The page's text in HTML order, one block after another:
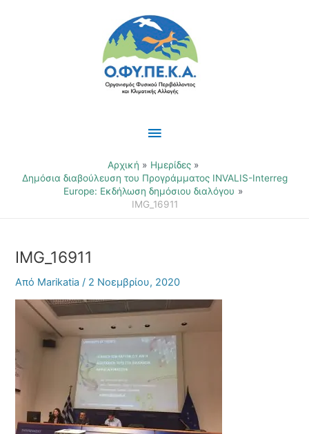
Κύριο
Μενού
Αρχική
Ημερίδες
Δημόσια διαβούλευση του Προγράμματος INVALIS-Interreg
Europe: Εκδήλωση δημόσιου διαλόγου
IMG_16911
IMG_16911
Από Marikatia/ 2 Νοεμβρίου, 2020